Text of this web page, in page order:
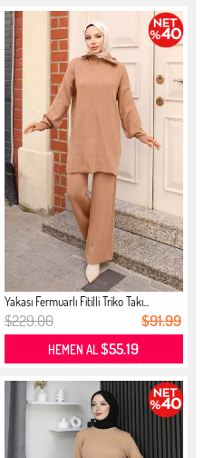
Yakası Fermuarlı Fitilli Triko Takı...
$229.00 $91.99
HEMEN AL$55.19